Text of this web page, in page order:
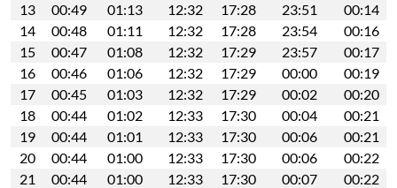
13
00:49 01:13 12:32 17:28 23:51
00:14
14
00:48 01:11 12:32 17:28 23:54
00:16
15
00:47 01:08 12:32 17:29 23:57
00:17
16
00:46 01:06 12:32 17:29 00:00
00:19
17
00:45 01:03 12:32 17:29 00:02
00:20
18
00:44 01:02 12:33 17:30 00:04
00:21
19
00:44 01:01 12:33 17:30 00:06
00:21
20
00:44 01:00 12:33 17:30 00:06
00:22
21
00:44 01:00 12:33 17:30 00:07
00:22